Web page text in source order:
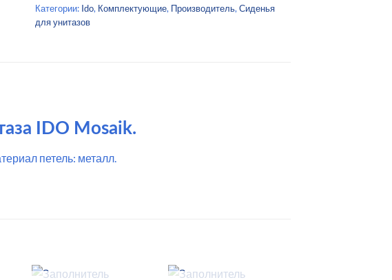
Категории: Ido, Комплектующие, Производитель,Сиденья
для унитазов
IDO Mosaik.
петель: металл.